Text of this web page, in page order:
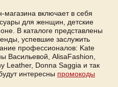
включает в себя
для женщин, детские
В каталоге представлены
успевшие заслужить
профессионалов: Kate
Васильевой, AlisaFashion,
Leather, Donna Saggia и так
интересны промокоды